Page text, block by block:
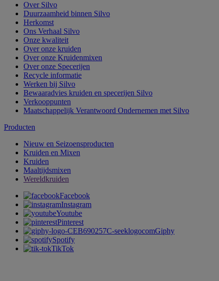
Over Silvo
Duurzaamheid binnen Silvo
Herkomst
Ons Verhaal Silvo
Onze kwaliteit
Over onze kruiden
Over onze Kruidenmixen
Over onze Specerijen
Recycle informatie
Werken bij Silvo
Bewaaradvies kruiden en specerijen Silvo
Verkooppunten
Maatschappelijk Verantwoord Ondernemen met Silvo
Producten
Nieuw en Seizoensproducten
Kruiden en Mixen
Kruiden
Maaltijdsmixen
Wereldkruiden
Facebook
Instagram
Youtube
Pinterest
Giphy
Spotify
TikTok